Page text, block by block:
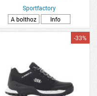
Sportfactory
A bolthoz
Info
-33%